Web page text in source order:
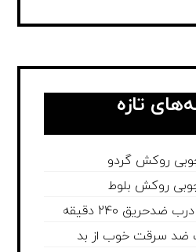
تازه
روکش گردو
روکش بلوط
240 دقیقه
ضد سرقت خوب از بد